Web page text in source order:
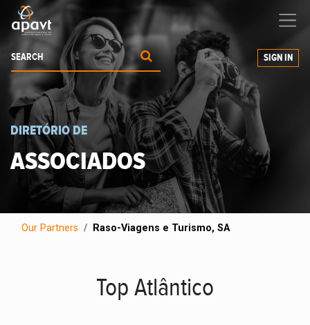
grow your business
SIGN IN
DIRETÓRIO DE
ASSOCIADOS
Our Partners Raso-Viagens e Turismo, SA
Top Atlântico